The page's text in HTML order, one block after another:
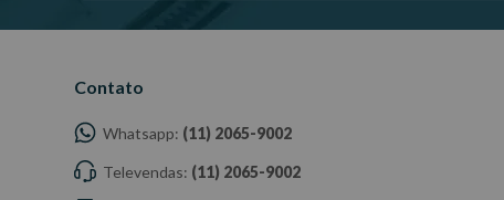
Contato
Whatsapp: (11) 2065-9002
Televendas: (11) 2065-9002